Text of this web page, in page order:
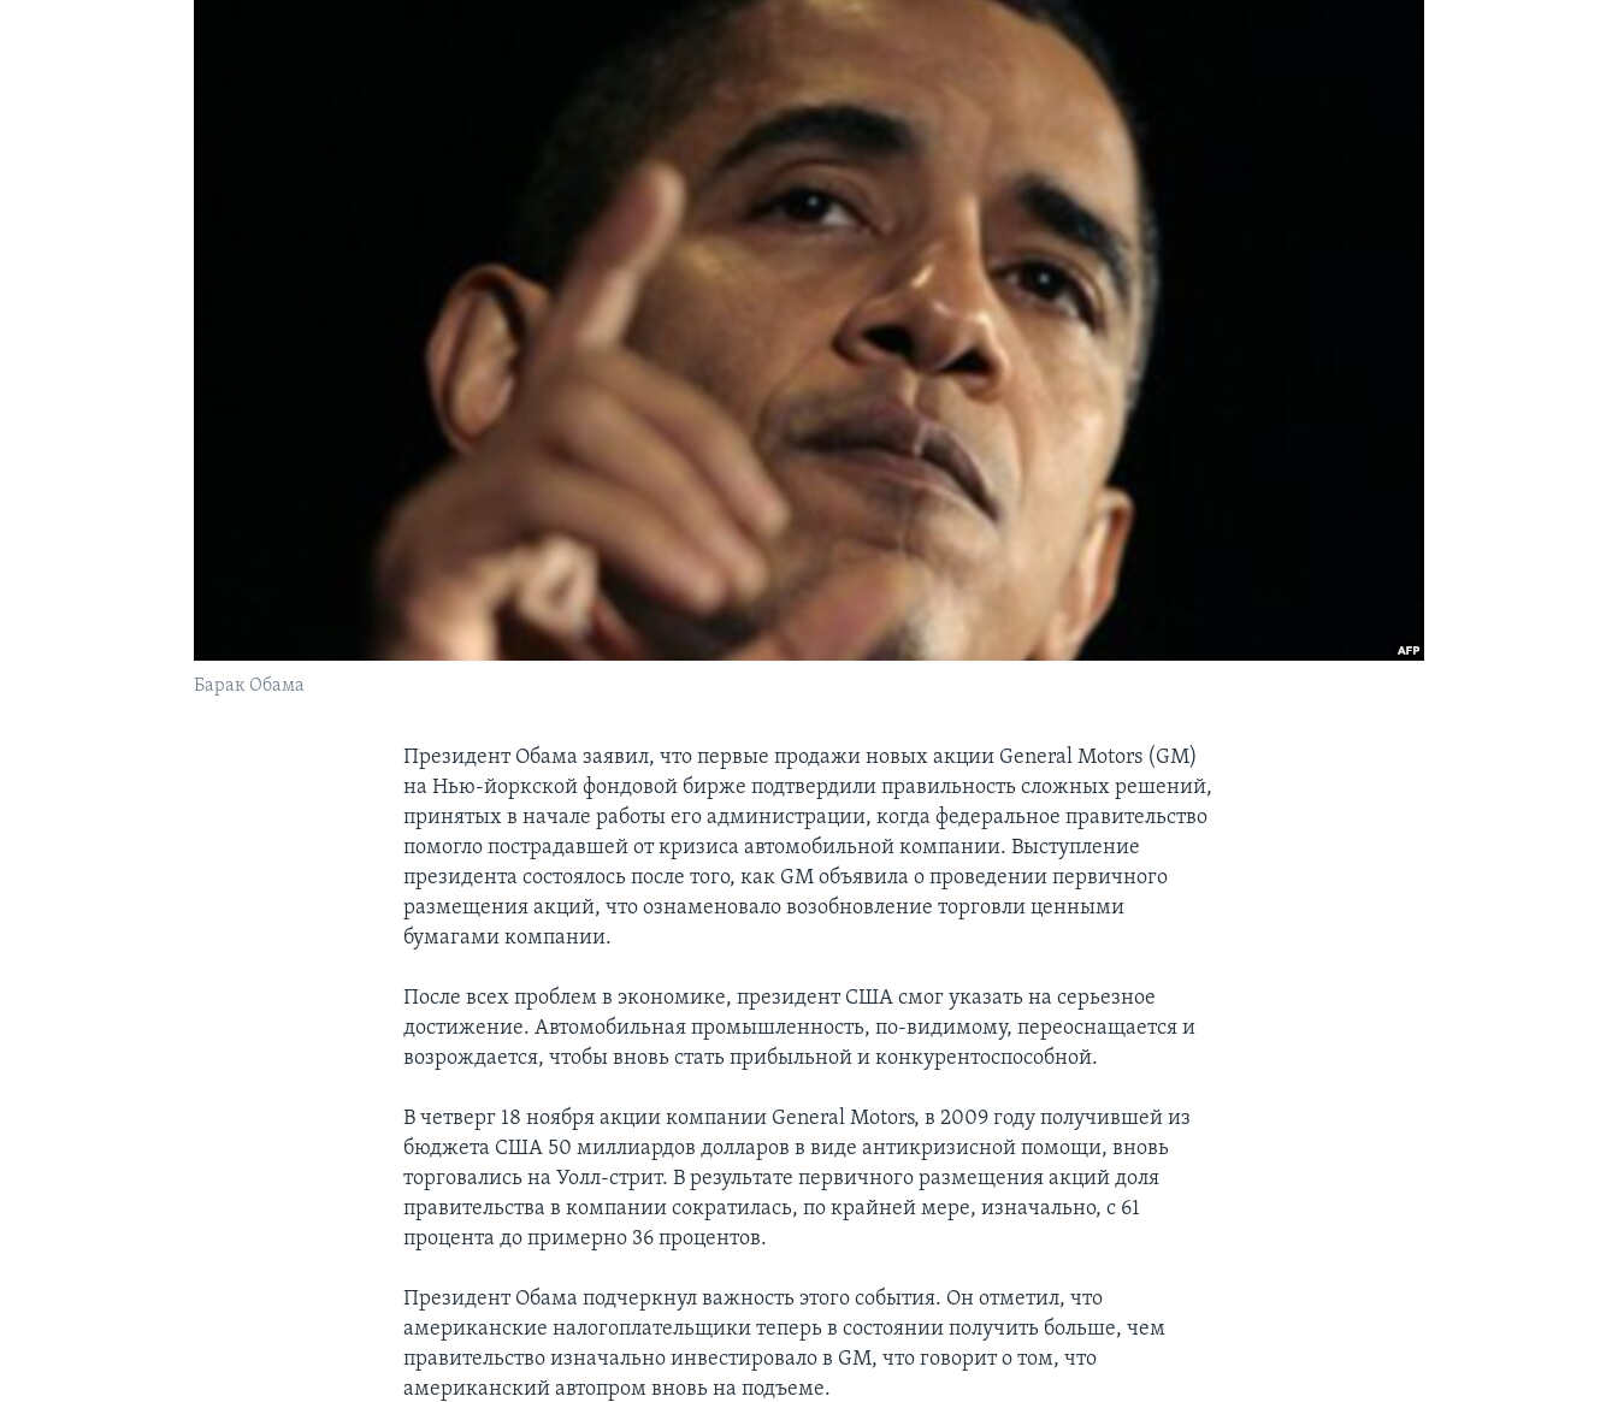
Барак Обама
Президент Обама заявил, что первые продажи новых акции General Motors (GM)
на Нью-йоркской фондовой бирже подтвердили правильность сложных решений,
принятых в начале работы его администрации, когда федеральное правительство
помогло пострадавшей от кризиса автомобильной компании. Выступление
президента состоялось после того, как GM объявила о проведении первичного
размещения акций, что ознаменовало возобновление торговли ценными
бумагами компании.
После всех проблем в экономике, президент США смог указать на серьезное
достижение. Автомобильная промышленность, по-видимому, переоснащается и
возрождается, чтобы вновь стать прибыльной и конкурентоспособной.
В четверг 18 ноября акции компании General Motors, в 2009 году получившей из
бюджета США 50 миллиардов долларов в виде антикризисной помощи, вновь
торговались на Уолл-стрит. В результате первичного размещения акций доля
правительства в компании сократилась, по крайней мере, изначально, с 61
процента до примерно 36 процентов.
Президент Обама подчеркнул важность этого события. Он отметил, что
американские налогоплательщики теперь в состоянии получить больше, чем
правительство изначально инвестировало в GM, что говорит о том, что
американский автопром вновь на подъеме.